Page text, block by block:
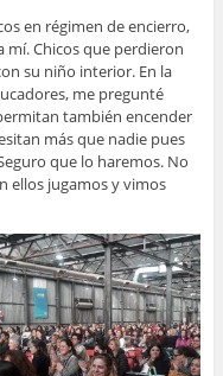
en régimen de encierro,
mí. Chicos que perdieron
su niño interior. En la
me pregunté
también encender
más que nadie pues
que lo haremos. No
ellos jugamos y vimos